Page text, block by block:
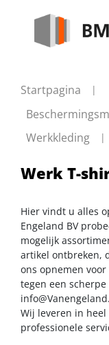
Startpagina
Werkkleding
Werk T-
Hier vindt u alles
Engeland BV
mogelijk
artikel ontbreken,
ons opnemen
tegen een
Wij leveren in
professionele